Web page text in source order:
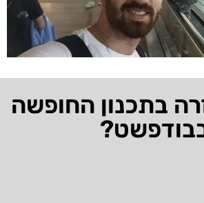
בתכנון החופשה